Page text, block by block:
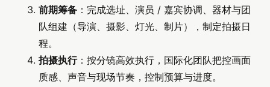
前期筹备 ：完成选址、演员 / 嘉宾协调、器材与团
队组建（导演、摄影、灯光、制片），制定拍摄日
程。
拍摄执行：按分镜高效执行，国际化团队把控画面
质感、声音与现场节奏，控制预算与进度。